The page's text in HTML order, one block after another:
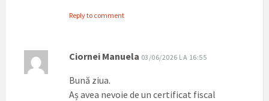
Reply to comment
Ciornei Manuela 03/06/2026 LA 16:55
Bună ziua.
Aș avea nevoie de un certificat fiscal